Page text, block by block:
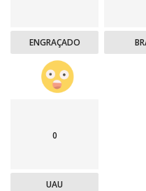
ENGRAÇADO
0
UAU